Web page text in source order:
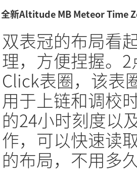
全新Altitude MB Meteor Time
双表冠的布局看
理，方便捏握。
Click表圈，该表
用于上链和调校
的24小时刻度以
作，可以快速读
的布局，不用多